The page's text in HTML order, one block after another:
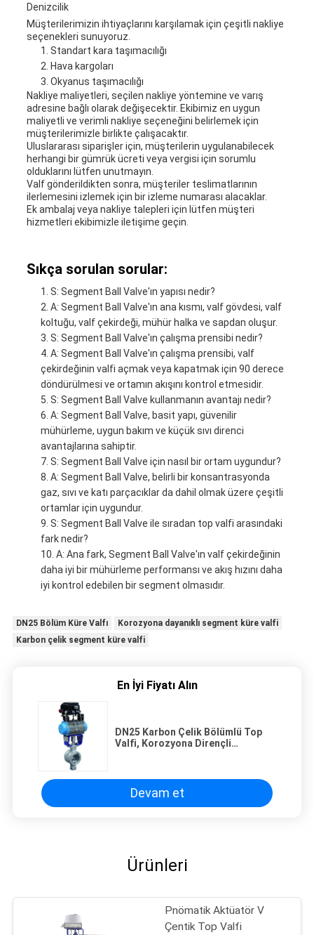
Denizcilik
Müşterilerimizin ihtiyaçlarını karşılamak için çeşitli nakliye
seçenekleri sunuyoruz.
Standart kara taşımacılığı
Hava kargoları
Okyanus taşımacılığı
Nakliye maliyetleri, seçilen nakliye yöntemine ve varış
adresine bağlı olarak değişecektir. Ekibimiz en uygun
maliyetli ve verimli nakliye seçeneğini belirlemek için
müşterilerimizle birlikte çalışacaktır.
Uluslararası siparişler için, müşterilerin uygulanabilecek
herhangi bir gümrük ücreti veya vergisi için sorumlu
olduklarını lütfen unutmayın.
Valf gönderildikten sonra, müşteriler teslimatlarının
ilerlemesini izlemek için bir izleme numarası alacaklar.
Ek ambalaj veya nakliye talepleri için lütfen müşteri
hizmetleri ekibimizle iletişime geçin.
Sıkça sorulan sorular:
S: Segment Ball Valve'ın yapısı nedir?
A: Segment Ball Valve'ın ana kısmı, valf gövdesi, valf
koltuğu, valf çekirdeği, mühür halka ve sapdan oluşur.
S: Segment Ball Valve'ın çalışma prensibi nedir?
A: Segment Ball Valve'ın çalışma prensibi, valf
çekirdeğinin valfi açmak veya kapatmak için 90 derece
döndürülmesi ve ortamın akışını kontrol etmesidir.
S: Segment Ball Valve kullanmanın avantajı nedir?
A: Segment Ball Valve, basit yapı, güvenilir
mühürleme, uygun bakım ve küçük sıvı direnci
avantajlarına sahiptir.
S: Segment Ball Valve için nasıl bir ortam uygundur?
A: Segment Ball Valve, belirli bir konsantrasyonda
gaz, sıvı ve katı parçacıklar da dahil olmak üzere çeşitli
ortamlar için uygundur.
S: Segment Ball Valve ile sıradan top valfi arasındaki
fark nedir?
A: Ana fark, Segment Ball Valve'ın valf çekirdeğinin
daha iyi bir mühürleme performansı ve akış hızını daha
iyi kontrol edebilen bir segment olmasıdır.
DN25 Bölüm Küre Valfı
Korozyona dayanıklı segment küre valfi
Karbon çelik segment küre valfi
En İyi Fiyatı Alın
DN25 Karbon Çelik Bölümlü Top
Valfi, Korozyona Dirençli
Devam et
Ürünleri
Pnömatik Aktüatör V
Çentik Top Valfi